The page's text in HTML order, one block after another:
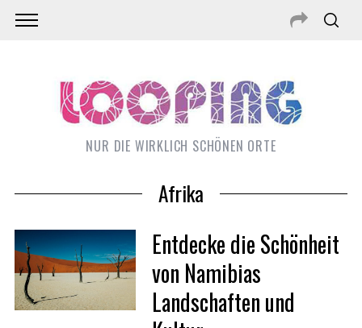
NUR DIE WIRKLICH SCHÖNEN ORTE
Afrika
Entdecke die Schönheit
von Namibias
Landschaften und